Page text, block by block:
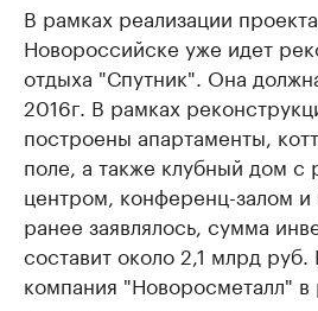
В рамках реализации
Новороссийске уже идет
отдыха "Спутник". Она
2016г. В рамках
построены апартаменты,
поле, а также клубный дом с
центром, конференц-залом и
ранее заявлялось, сумма
составит около 2,1 млрд
компания "Новоросметалл" в